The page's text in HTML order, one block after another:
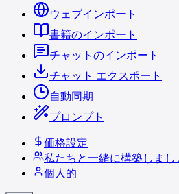
ウェブインポート
書籍のインポート
チャットのインポート
チャット エクスポート
自動同期
プロンプト
価格設定
私たちと一緒に構築しまし
個人的